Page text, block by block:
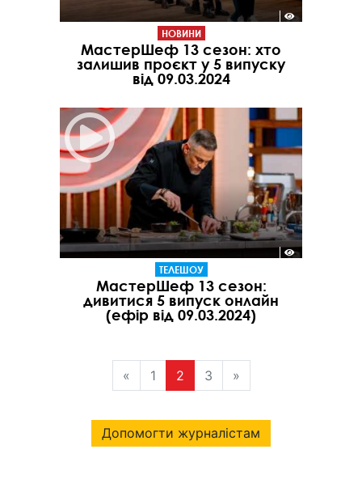
НОВИНИ
МастерШеф 13 сезон: хто
залишив проєкт у 5 випуску
від 09.03.2024
ТЕЛЕШОУ
МастерШеф 13 сезон:
дивитися 5 випуск онлайн
(ефір від 09.03.2024)
« 1 2 3 »
Допомогти журналістам